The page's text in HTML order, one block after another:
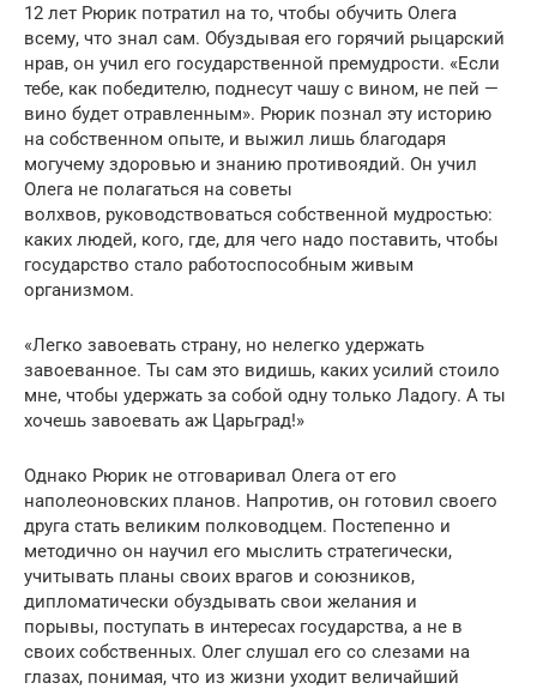
12 лет Рюрик потратил на то, чтобы обучить Олега
всему, что знал сам. Обуздывая его горячий рыцарский
нрав, он учил его государственной премудрости. «Если
тебе, как победителю, поднесут чашу с вином, не пей —
вино будет отравленным». Рюрик познал эту историю
на собственном опыте, и выжил лишь благодаря
могучему здоровью и знанию противоядий. Он учил
Олега не полагаться на советы
волхвов, руководствоваться собственной мудростью:
каких людей, кого, где, для чего надо поставить, чтобы
государство стало работоспособным живым
организмом.
«Легко завоевать страну, но нелегко удержать
завоеванное. Ты сам это видишь, каких усилий стоило
мне, чтобы удержать за собой одну только Ладогу. А ты
хочешь завоевать аж Царьград!»
Однако Рюрик не отговаривал Олега от его
наполеоновских планов. Напротив, он готовил своего
друга стать великим полководцем. Постепенно и
методично он научил его мыслить стратегически,
учитывать планы своих врагов и союзников,
дипломатически обуздывать свои желания и
порывы, поступать в интересах государства, а не в
своих собственных. Олег слушал его со слезами на
глазах, понимая, что из жизни уходит величайший